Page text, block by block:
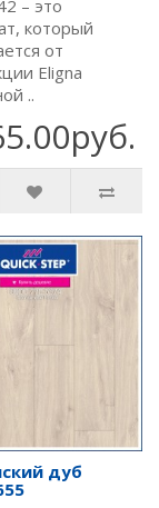
– это
который
от
Eligna
..
дуб